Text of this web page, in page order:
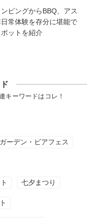
ピングからBBQ、アス
常体験を存分に堪能で
ットを紹介
キーワードはコレ！
ーデン・ビアフェス
七夕まつり